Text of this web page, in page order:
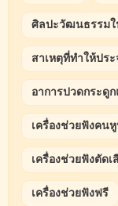
ศิลปะวัฒนธรรมใ
สาเหตุที่ทำให้ปร
อาการปวดกระดู
เครื่องช่วยฟังคน
เครื่องช่วยฟังตัดเ
เครื่องช่วยฟังฟรี